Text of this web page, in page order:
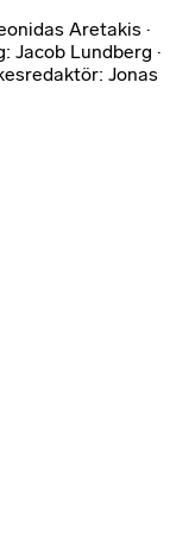
Aretakis ·
Jacob Lundberg ·
Jonas